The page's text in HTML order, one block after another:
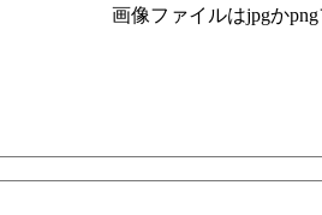
画像ファイルはjpgか